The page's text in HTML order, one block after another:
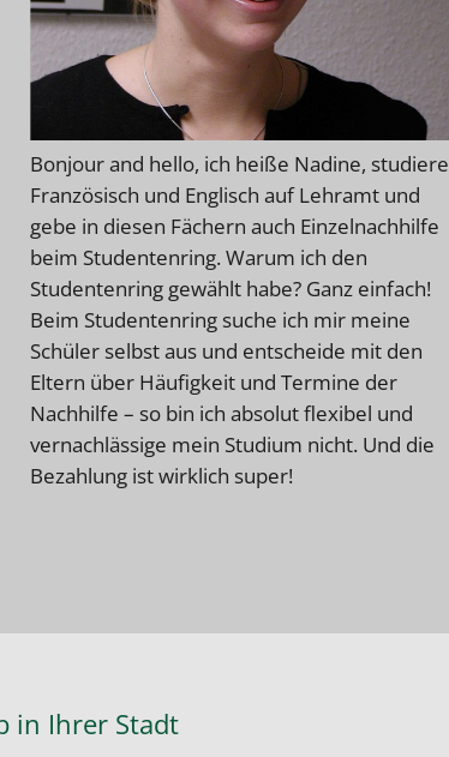
Bonjour and hello, ich heiße Nadine, studiere
Französisch und Englisch auf Lehramt und
gebe in diesen Fächern auch Einzelnachhilfe
beim Studentenring. Warum ich den
Studentenring gewählt habe? Ganz einfach!
Beim Studentenring suche ich mir meine
Schüler selbst aus und entscheide mit den
Eltern über Häufigkeit und Termine der
Nachhilfe – so bin ich absolut flexibel und
vernachlässige mein Studium nicht. Und die
Bezahlung ist wirklich super!
in Ihrer Stadt